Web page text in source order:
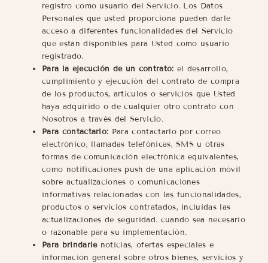
registro como usuario del Servicio. Los Datos
Personales que usted proporciona pueden darle
acceso a diferentes funcionalidades del Servicio
que están disponibles para Usted como usuario
registrado.
Para la ejecución de un contrato: el desarrollo,
cumplimiento y ejecución del contrato de compra
de los productos, artículos o servicios que Usted
haya adquirido o de cualquier otro contrato con
Nosotros a través del Servicio.
Para contactarlo: Para contactarlo por correo
electrónico, llamadas telefónicas, SMS u otras
formas de comunicación electrónica equivalentes,
como notificaciones push de una aplicación móvil
sobre actualizaciones o comunicaciones
informativas relacionadas con las funcionalidades,
productos o servicios contratados, incluidas las
actualizaciones de seguridad. cuando sea necesario
o razonable para su implementación.
Para brindarlenoticias, ofertas especiales e
información general sobre otros bienes, servicios y